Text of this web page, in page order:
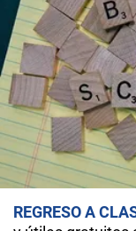
REGRESO A